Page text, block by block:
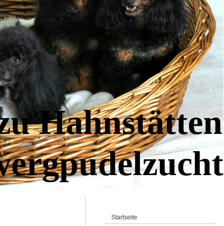
Hahnstätten
Startseite